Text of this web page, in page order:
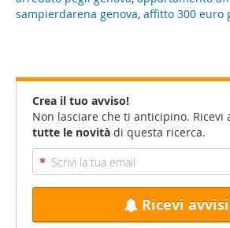
sampierdarena genova, affitto 300 euro
Crea il tuo avviso!
Non lasciare che ti anticipino. Ricevi
tutte le novità di questa ricerca.
Ricevi avvisi